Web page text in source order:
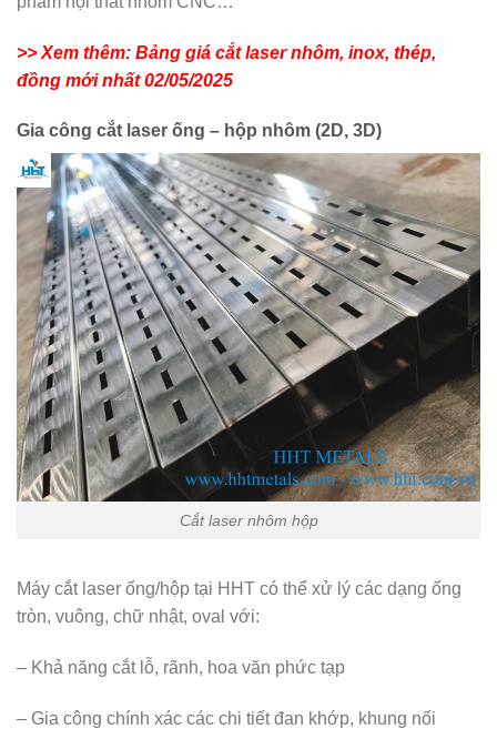
>> Xem thêm: Bảng giá cắt laser nhôm, inox, thép,
đồng mới nhất 02/05/2025
Gia công cắt laser ống – hộp nhôm (2D, 3D)
Cắt laser nhôm hộp
Máy cắt laser ống/hộp tại HHT có thể xử lý các dạng ống
tròn, vuông, chữ nhật, oval với:
– Khả năng cắt lỗ, rãnh, hoa văn phức tạp
– Gia công chính xác các chi tiết đan khớp, khung nối